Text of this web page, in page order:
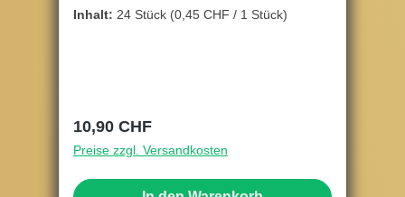
Inhalt: 24 Stück (0,45 CHF / 1 Stück)
Regulärer Preis:
10,90 CHF
Preise zzgl. Versandkosten